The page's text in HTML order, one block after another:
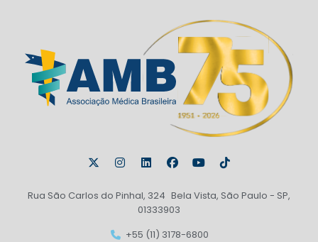
Rua São Carlos do Pinhal, 324 Bela Vista, São Paulo - SP,
01333903
+55 (11) 3178-6800